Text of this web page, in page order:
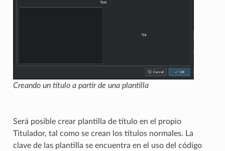
Creando un título a partir de una plantilla
Será posible crear plantilla de título en el propio
Titulador, tal como se crean los títulos normales. La
clave de las plantilla se encuentra en el uso del código